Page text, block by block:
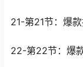
21-第21节：爆
22-第22节：爆